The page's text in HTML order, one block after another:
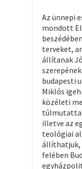
Az ünnepi
mondott
terveket,
állítanak
budapesti
Miklós
közéleti
illetve az
teológiai
állíthatjuk,
felében